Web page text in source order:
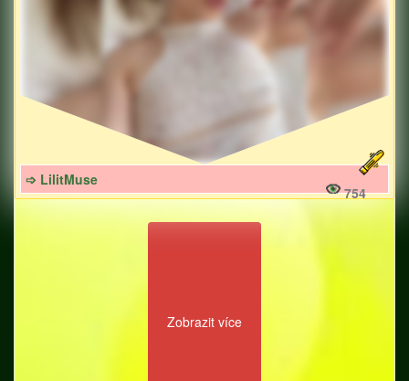
➩ LilitMuse
754
Zobrazit více